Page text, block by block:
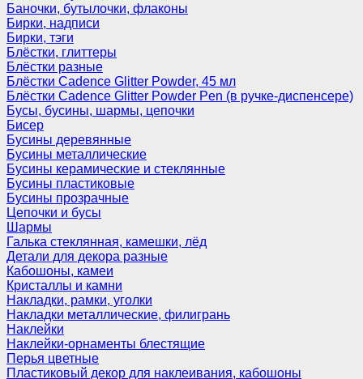
Баночки, бутылочки, флаконы
Бирки, надписи
Бирки, тэги
Блёстки, глиттеры
Блёстки разные
Блёстки Cadence Glitter Powder, 45 мл
Блёстки Cadence Glitter Powder Pen (в ручке-диспенсере)
Бусы, бусины, шармы, цепочки
Бисер
Бусины деревянные
Бусины металлические
Бусины керамические и стеклянные
Бусины пластиковые
Бусины прозрачные
Цепочки и бусы
Шармы
Галька стеклянная, камешки, лёд
Детали для декора разные
Кабошоны, камеи
Кристаллы и камни
Накладки, рамки, уголки
Накладки металлические, филигрань
Наклейки
Наклейки-орнаменты блестящие
Перья цветные
Пластиковый декор для наклеивания, кабошоны